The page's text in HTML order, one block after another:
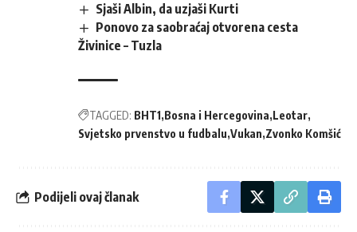
Sjaši Albin, da uzjaši Kurti
Ponovo za saobraćaj otvorena cesta
Živinice – Tuzla
TAGGED: BHT1 Bosna i Hercegovina Leotar
Svjetsko prvenstvo u fudbalu Vukan Zvonko Komšić
Podijeli ovaj članak